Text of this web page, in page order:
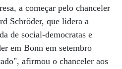
a começar pelo chanceler
Schröder, que lidera a
de social-democratas e
em Bonn em setembro
afirmou o chanceler aos